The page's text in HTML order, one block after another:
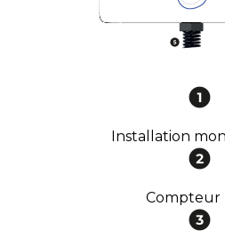
Installation
Compteur